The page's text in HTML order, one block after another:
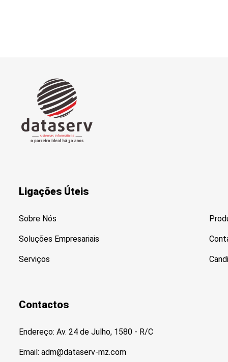
Ligações Úteis
Sobre Nós
Soluções Empresariais
Serviços
Contactos
Endereço: Av. 24 de Julho, 1580 - R/C
Email: adm@dataserv-mz.com